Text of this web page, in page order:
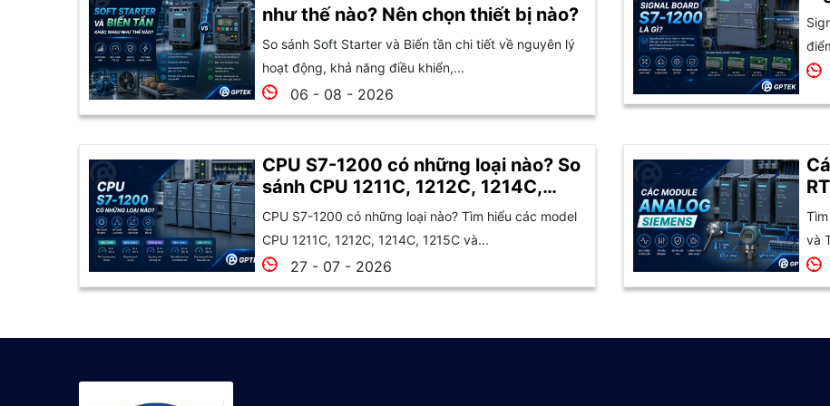
như thế nào? Nên chọn thiết bị nào?
So sánh Soft Starter và Biến tần chi tiết về nguyên lý
hoạt động, khả năng điều khiển,...
06 - 08 - 2026
CPU S7-1200 có những loại nào? So
sánh CPU 1211C, 1212C, 1214C,
1215C và 1217C
CPU S7-1200 có những loại nào? Tìm hiểu các model
CPU 1211C, 1212C, 1214C, 1215C và...
27 - 07 - 2026
và